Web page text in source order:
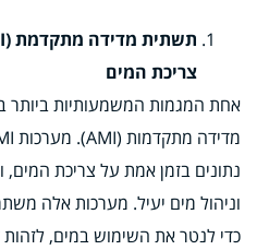
צריכת המים
אחת המגמות המשמעותיות ביותר
נתונים בזמן אמת על צריכת המים,
וניהול מים יעיל. מערכות אלה
כדי לנטר את השימוש במים, לזהות